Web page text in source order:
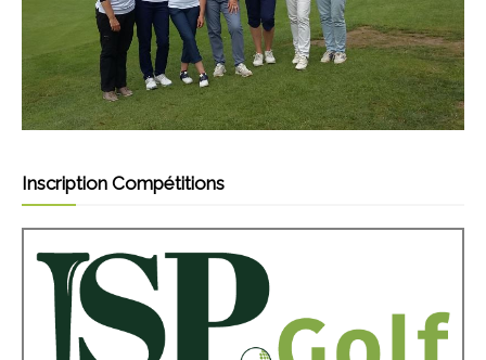
Inscription Compétitions